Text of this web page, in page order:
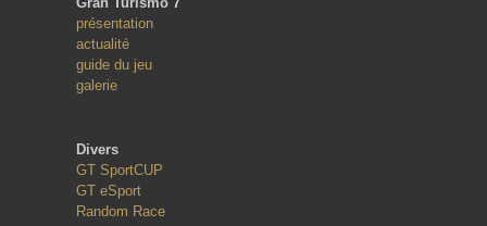
présentation
actualité
guide du jeu
galerie
Divers
GT SportCUP
GT eSport
Random Race